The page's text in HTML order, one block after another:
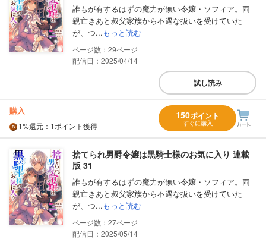
誰もが有するはずの魔力が無い令嬢・ソフィア。両
親亡きあと叔父家族から不遇な扱いを受けていた
が、つ...もっと読む
29
配信日：2025/04/14
試し読み
購入
1%還元 ：1ポイント獲得
150ポイント
すぐに購入
捨てられ男爵令嬢は黒騎士様のお気に入り 連載
版 31
誰もが有するはずの魔力が無い令嬢・ソフィア。両
親亡きあと叔父家族から不遇な扱いを受けていた
が、つ...もっと読む
27
配信日：2025/05/14